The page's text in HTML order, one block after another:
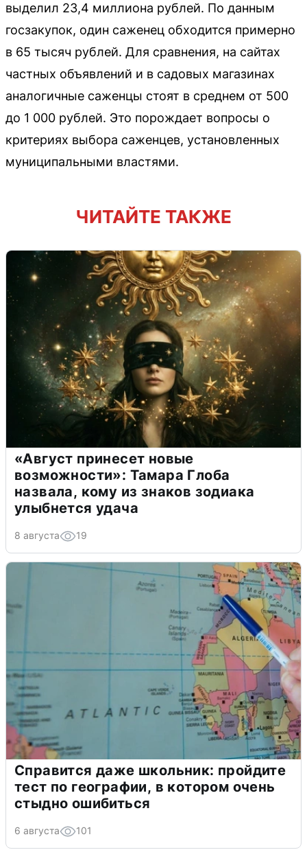
выделил 23,4 миллиона рублей. По данным
госзакупок, один саженец обходится примерно
в 65 тысяч рублей. Для сравнения, на сайтах
частных объявлений и в садовых магазинах
аналогичные саженцы стоят в среднем от 500
до 1 000 рублей. Это порождает вопросы о
критериях выбора саженцев, установленных
муниципальными властями.
ЧИТАЙТЕ ТАКЖЕ
«Август принесет новые
возможности»: Тамара Глоба
назвала, кому из знаков зодиака
улыбнется удача
8 августа 19
Справится даже школьник: пройдите
тест по географии, в котором очень
стыдно ошибиться
6 августа 101